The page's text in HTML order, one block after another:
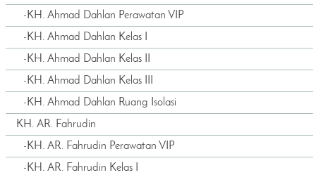
-KH. Ahmad Dahlan Perawatan VIP
-KH. Ahmad Dahlan Kelas I
-KH. Ahmad Dahlan Kelas II
-KH. Ahmad Dahlan Kelas III
-KH. Ahmad Dahlan Ruang Isolasi
KH. AR. Fahrudin
-KH. AR. Fahrudin Perawatan VIP
-KH. AR. Fahrudin Kelas I